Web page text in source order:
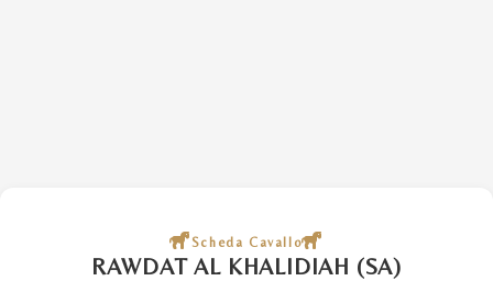
Scheda Cavallo
RAWDAT AL KHALIDIAH (SA)